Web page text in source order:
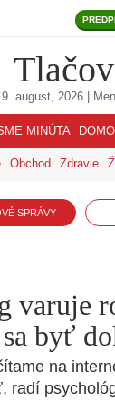
9. august, 2026 |
MINÚTA
Obchod Zdravie
SPRÁVY
varuje
sa byť
na
radí